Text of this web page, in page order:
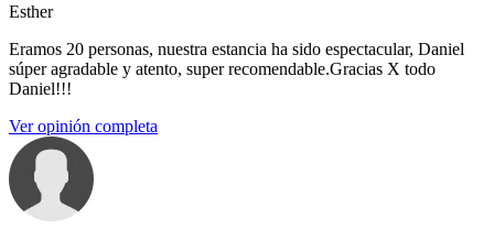
Esther
Eramos 20 personas, nuestra estancia ha sido espectacular, Daniel
súper agradable y atento, super recomendable.Gracias X todo
Daniel!!!
Ver opinión completa